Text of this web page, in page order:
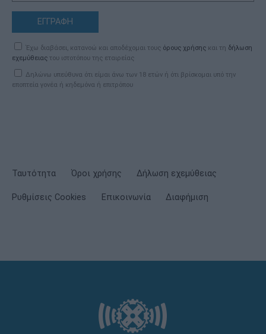
ΕΓΓΡΑΦΗ
Έχω διαβάσει, κατανοώ και αποδέχομαι τους όρους χρήσης και τη δήλωση
εχεμύθειας του ιστοτόπου της εταιρείας
Δηλώνω υπεύθυνα ότι είμαι άνω των 18 ετών ή ότι βρίσκομαι υπό την
εποπτεία γονέα ή κηδεμόνα ή επιτρόπου
Ταυτότητα Όροι χρήσης Δήλωση εχεμύθειας
Ρυθμίσεις Cookies Επικοινωνία Διαφήμιση